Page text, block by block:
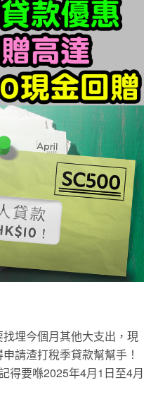
埋今個月其他大支出，現
請渣打稅季貸款幫幫手！
得要喺2025年4月1日至4月